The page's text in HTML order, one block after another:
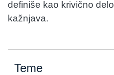
definiše kao krivično
kažnjava.
Teme